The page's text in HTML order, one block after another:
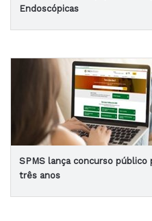
Endoscópicas
SPMS lança concurso público
três anos